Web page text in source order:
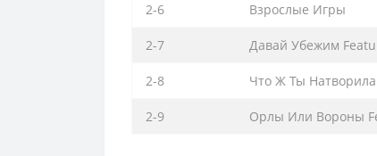
2-6 Взрослые Игры
2-7 Давай Убежим
2-8 Что Ж Ты Натворила
2-9 Орлы Или Вороны